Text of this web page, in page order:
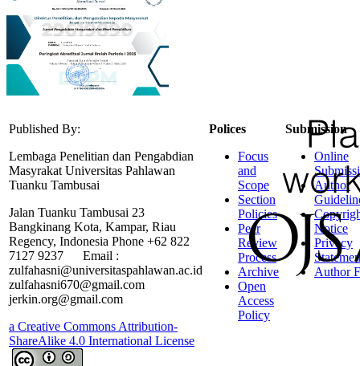
Published By:
Lembaga Penelitian dan Pengabdian
Masyrakat Universitas Pahlawan
Tuanku Tambusai
Jalan Tuanku Tambusai 23
Bangkinang Kota, Kampar, Riau
Regency, Indonesia Phone +62 822
7127 9237 Email :
zulfahasni@universitaspahlawan.ac.id
zulfahasni670@gmail.com
jerkin.org@gmail.com
a Creative Commons Attribution-
ShareAlike 4.0 International License
Polices
Focus
and
Scope
Section
Policies
Peer
Review
Process
Archive
Open
Access
Policy
Submission
Online
Author
Notice
Privacy
Author